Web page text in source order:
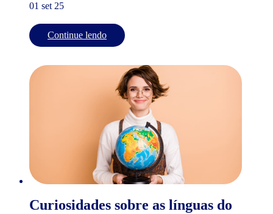
01 set 25
Continue lendo
Curiosidades sobre as línguas do